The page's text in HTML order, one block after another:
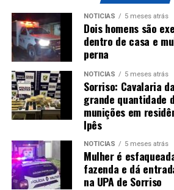
NOTÍCIAS 5 meses atrás
Dois homens são
dentro de casa e
perna
NOTÍCIAS 5 meses atrás
Sorriso: Cavalaria
grande quantidade
munições em
Ipês
NOTÍCIAS 5 meses atrás
Mulher é
fazenda e dá
na UPA de Sorriso